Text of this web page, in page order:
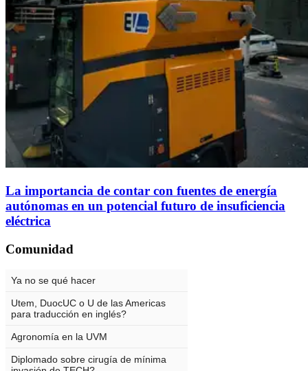
La importancia de contar con fuentes de energía
autónomas en un potencial futuro de insuficiencia
eléctrica
Comunidad